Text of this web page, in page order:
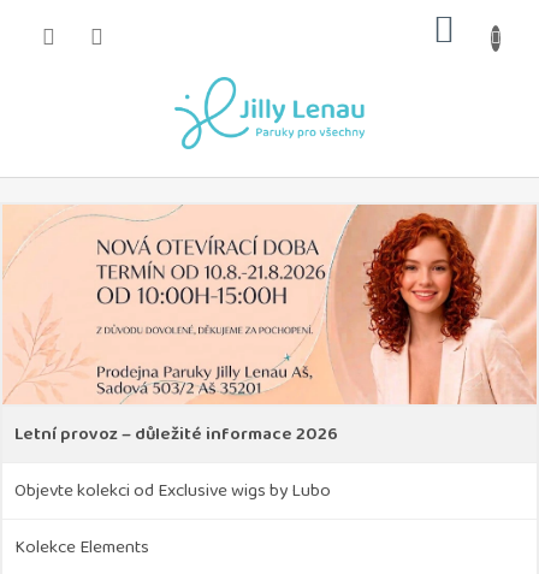
KOŠÍK
Letní provoz – důležité informace 2026
Objevte kolekci od Exclusive wigs by Lubo
Kolekce Elements